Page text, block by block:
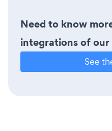
Need to know
integrations of our
See